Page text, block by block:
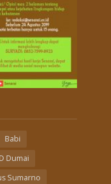
Babi
Dumai
Sumarno